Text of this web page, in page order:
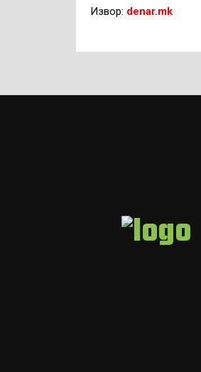
Извор: denar.mk